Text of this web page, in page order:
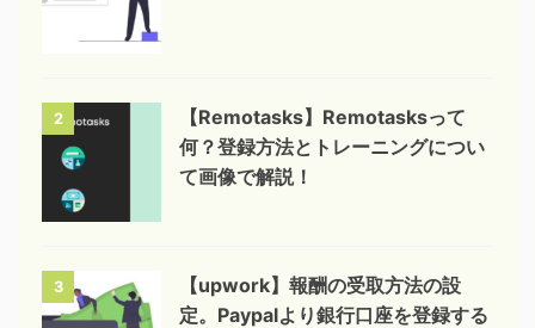
2
【Remotasks】Remotasksって
何？登録方法とトレーニングについ
て画像で解説！
3
【upwork】報酬の受取方法の設
定。Paypalより銀行口座を登録する